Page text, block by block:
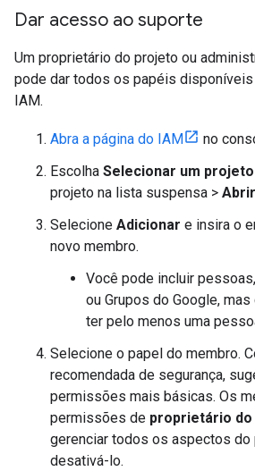
Dar acesso ao suporte
Um proprietário do projeto ou
pode dar todos os papéis disponíveis
IAM.
Abra a página do IAM
no
Escolha Selecionar um projeto
projeto na lista suspensa > Abrir
Selecione Adicionar e insira o
novo membro.
Você pode incluir
ou Grupos do Google,
ter pelo menos uma
Selecione o papel do membro.
recomendada de segurança,
permissões mais básicas. Os
permissões de proprietário
gerenciar todos os aspectos do
desativá-lo.